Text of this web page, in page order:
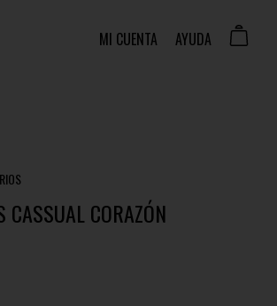
MI CUENTA AYUDA
CASSUAL CORAZÓN